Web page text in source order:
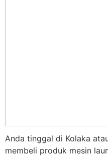
Anda tinggal di Kolaka
membeli produk mesin